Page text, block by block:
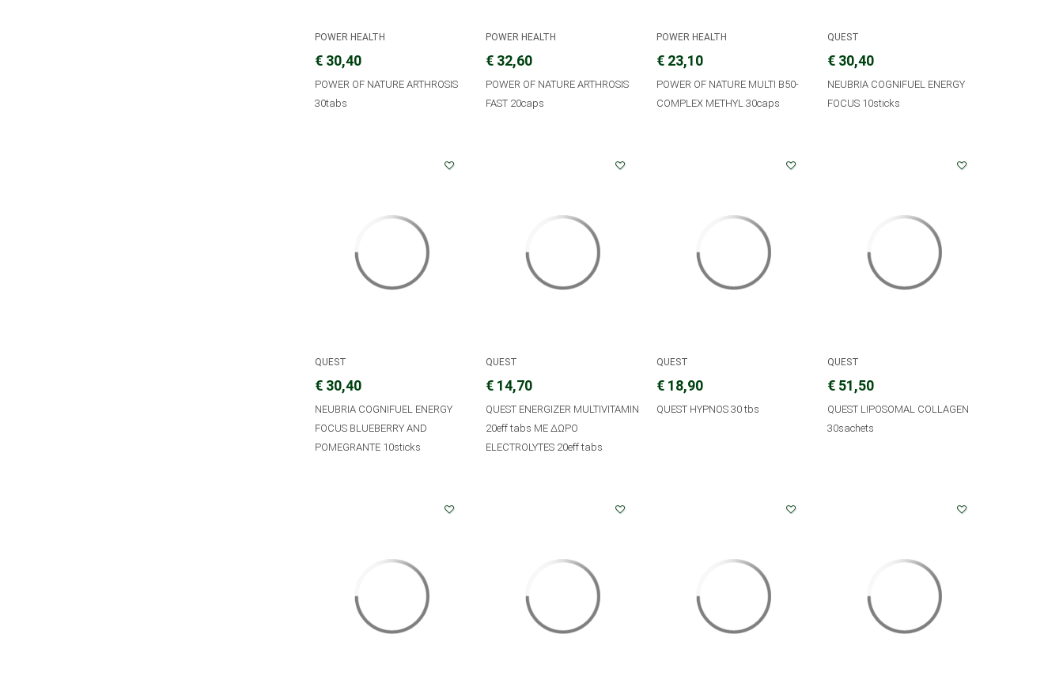
POWER HEALTH
€ 30,40
POWER OF NATURE ARTHROSIS
30tabs
POWER HEALTH
€ 32,60
POWER OF NATURE ARTHROSIS
FAST 20caps
POWER HEALTH
€ 23,10
POWER OF NATURE MULTI B50-
COMPLEX METHYL 30caps
QUEST
€ 30,40
NEUBRIA COGNIFUEL ENERGY
FOCUS 10sticks
QUEST
€ 30,40
NEUBRIA COGNIFUEL ENERGY
FOCUS BLUEBERRY AND
POMEGRANTE 10sticks
QUEST
€ 14,70
QUEST ENERGIZER MULTIVITAMIN
20eff tabs ΜΕ ΔΩΡΟ
ELECTROLYTES 20eff tabs
QUEST
€ 18,90
QUEST HYPNOS 30 tbs
QUEST
€ 51,50
QUEST LIPOSOMAL COLLAGEN
30sachets